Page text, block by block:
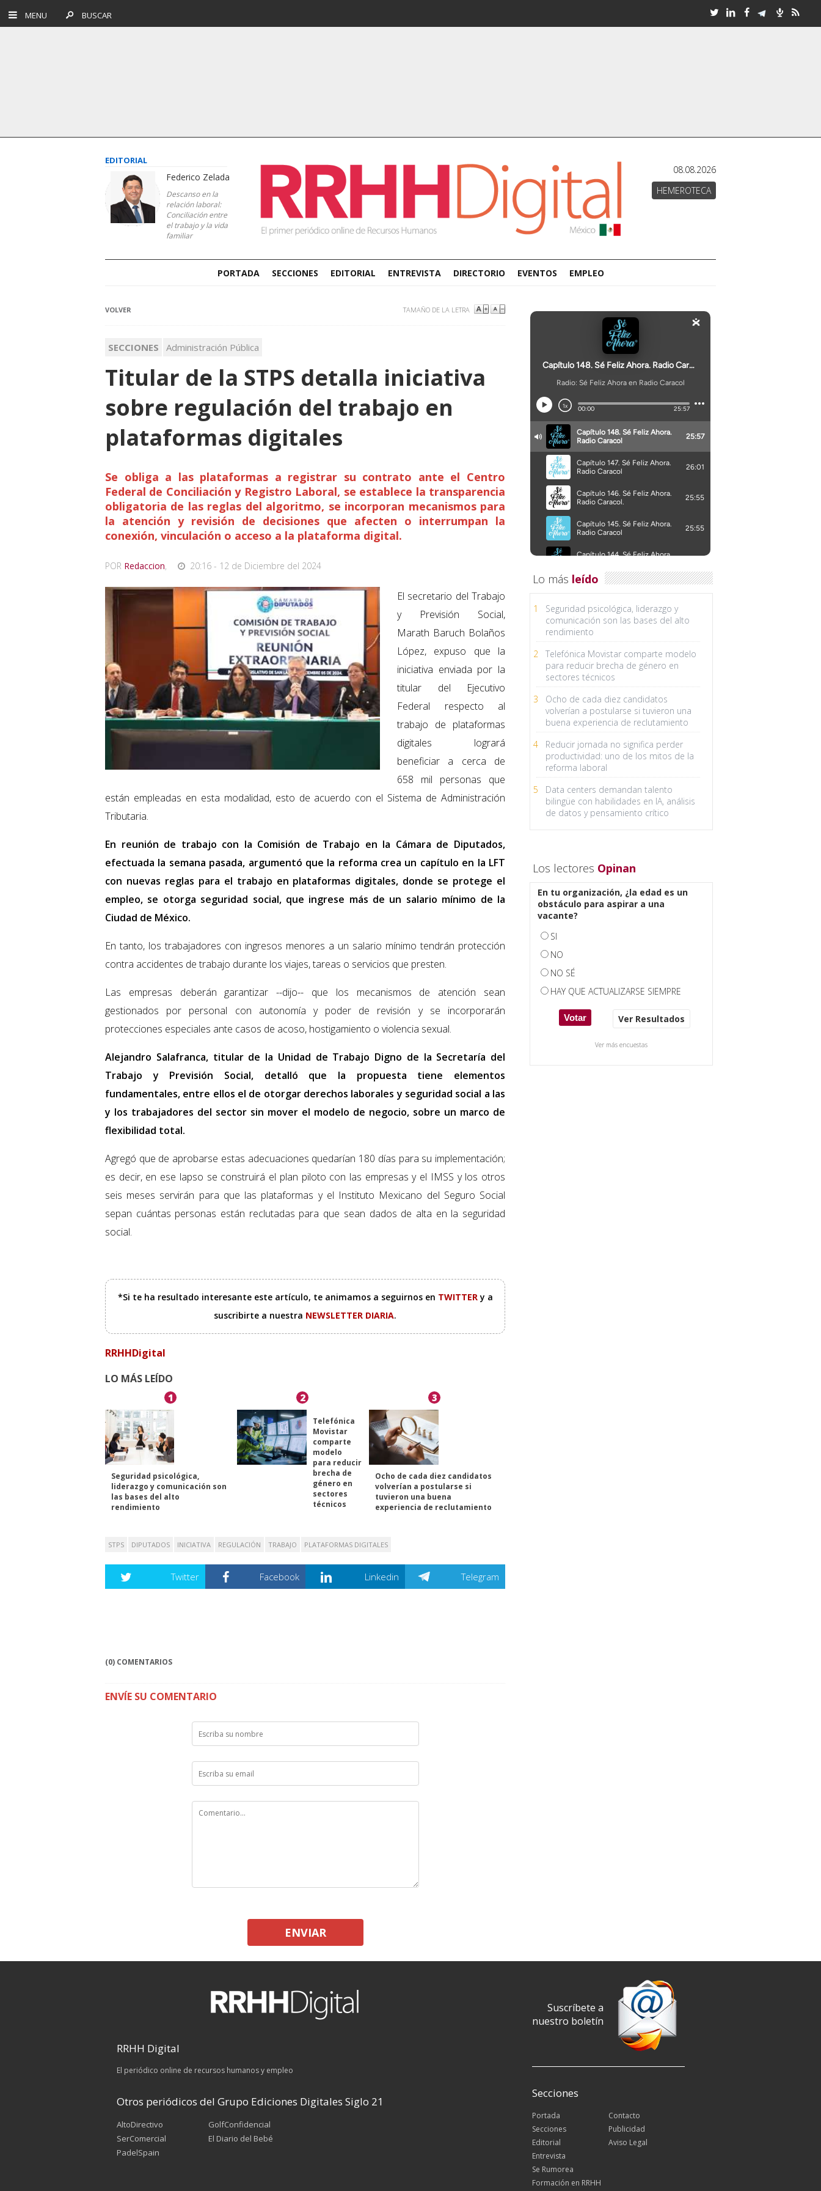
MENU BUSCAR
EDITORIAL
Federico Zelada
Descanso en la
relación laboral:
Conciliación entre
el trabajo y la vida
familiar
08.08.2026
HEMEROTECA
PORTADA SECCIONES EDITORIAL ENTREVISTA DIRECTORIO EVENTOS EMPLEO
VOLVER TAMAÑO DE LA LETRA
SECCIONES Administración Pública
Titular de la STPS detalla iniciativa
sobre regulación del trabajo en
plataformas digitales
Se obliga a las plataformas a registrar su contrato ante el Centro
Federal de Conciliación y Registro Laboral, se establece la transparencia
obligatoria de las reglas del algoritmo, se incorporan mecanismos para
la atención y revisión de decisiones que afecten o interrumpan la
conexión, vinculación o acceso a la plataforma digital.
POR Redaccion, 20:16 - 12 de Diciembre del 2024
El secretario del Trabajo
y Previsión Social,
Marath Baruch Bolaños
López, expuso que la
iniciativa enviada por la
titular del Ejecutivo
Federal respecto al
trabajo de plataformas
digitales logrará
beneficiar a cerca de
658 mil personas que
están empleadas en esta modalidad, esto de acuerdo con el Sistema de Administración
Tributaria.
En reunión de trabajo con la Comisión de Trabajo en la Cámara de Diputados,
efectuada la semana pasada, argumentó que la reforma crea un capítulo en la LFT
con nuevas reglas para el trabajo en plataformas digitales, donde se protege el
empleo, se otorga seguridad social, que ingrese más de un salario mínimo de la
Ciudad de México.
En tanto, los trabajadores con ingresos menores a un salario mínimo tendrán protección
contra accidentes de trabajo durante los viajes, tareas o servicios que presten.
Las empresas deberán garantizar --dijo-- que los mecanismos de atención sean
gestionados por personal con autonomía y poder de revisión y se incorporarán
protecciones especiales ante casos de acoso, hostigamiento o violencia sexual.
Alejandro Salafranca, titular de la Unidad de Trabajo Digno de la Secretaría del
Trabajo y Previsión Social, detalló que la propuesta tiene elementos
fundamentales, entre ellos el de otorgar derechos laborales y seguridad social a las
y los trabajadores del sector sin mover el modelo de negocio, sobre un marco de
flexibilidad total.
Agregó que de aprobarse estas adecuaciones quedarían 180 días para su implementación;
es decir, en ese lapso se construirá el plan piloto con las empresas y el IMSS y los otros
seis meses servirán para que las plataformas y el Instituto Mexicano del Seguro Social
sepan cuántas personas están reclutadas para que sean dados de alta en la seguridad
social.
*Si te ha resultado interesante este artículo, te animamos a seguirnos en TWITTERy a
suscribirte a nuestra NEWSLETTER DIARIA.
RRHHDigital
LO MÁS LEÍDO
1
Seguridad psicológica,
liderazgo y comunicación son
las bases del alto
rendimiento
2
Telefónica
Movistar
comparte
modelo
para reducir
brecha de
género en
sectores
técnicos
3
Ocho de cada diez candidatos
volverían a postularse si
tuvieron una buena
experiencia de reclutamiento
STPS DIPUTADOS INICIATIVA REGULACIÓN TRABAJO PLATAFORMAS DIGITALES
Twitter Facebook Linkedin Telegram
(0) COMENTARIOS
ENVÍE SU COMENTARIO
ENVIAR
Lo más leído
1
Seguridad psicológica, liderazgo y
comunicación son las bases del alto
rendimiento
2
Telefónica Movistar comparte modelo
para reducir brecha de género en
sectores técnicos
3
Ocho de cada diez candidatos
volverían a postularse si tuvieron una
buena experiencia de reclutamiento
4
Reducir jornada no significa perder
productividad: uno de los mitos de la
reforma laboral
5
Data centers demandan talento
bilingüe con habilidades en IA, análisis
de datos y pensamiento crítico
Los lectores Opinan
En tu organización, ¿la edad es un
obstáculo para aspirar a una
vacante?
SI
NO
NO SÉ
HAY QUE ACTUALIZARSE SIEMPRE
Ver Resultados
Ver más encuestas
RRHH Digital
El periódico online de recursos humanos y empleo
Otros periódicos del Grupo Ediciones Digitales Siglo 21
AltoDirectivo
SerComercial
PadelSpain
GolfConfidencial
El Diario del Bebé
Suscríbete a
nuestro boletín
Secciones
Portada
Secciones
Editorial
Entrevista
Se Rumorea
Formación en RRHH
Contacto
Publicidad
Aviso Legal